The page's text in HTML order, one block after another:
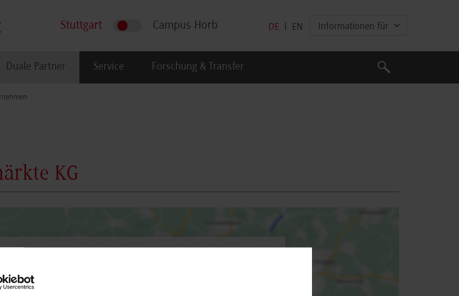
Stuttgart Campus Horb DE EN Informationen für
Duale Partner Service Forschung & Transfer
Suche
Suche
KG
der Karte werden Daten automatisiert an Google Maps übertragen.